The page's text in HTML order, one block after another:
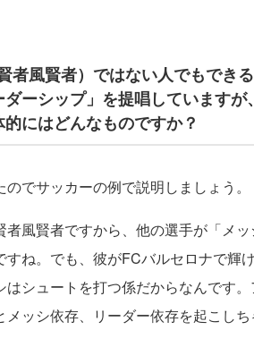
風賢者）ではない人でもでき
ーシップ」を提唱していますが
にはどんなものですか？
でサッカーの例で説明しましょう。
風賢者ですから、他の選手が「メッ
ね。でも、彼がFCバルセロナで輝け
シュートを打つ係だからなんです
ッシ依存、リーダー依存を起こしち